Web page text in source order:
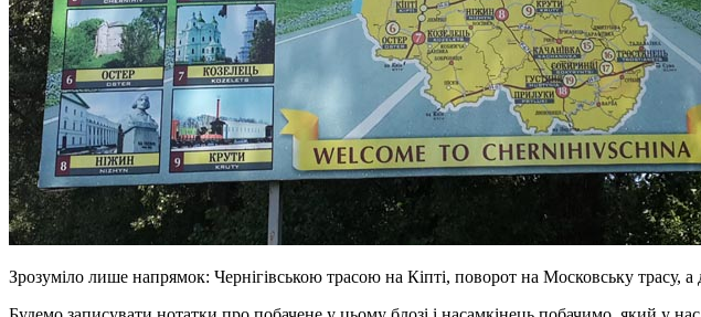
Зрозуміло лише напрямок: Чернігівською трасою на Кіпті, поворот на Московську трасу,